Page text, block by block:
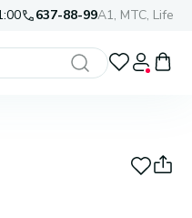
637-88-99A1, МТС, Life